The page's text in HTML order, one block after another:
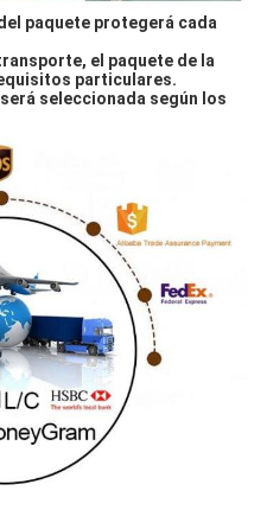
paquete protegerá cada
el paquete de la
particulares.
seleccionada según los